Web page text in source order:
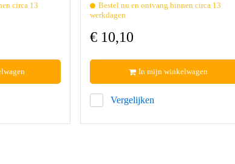
circa 13
Bestel nu en ontvang binnen circa 13
werkdagen
€ 10,10
Vergelijken
In mijn winkelwagen